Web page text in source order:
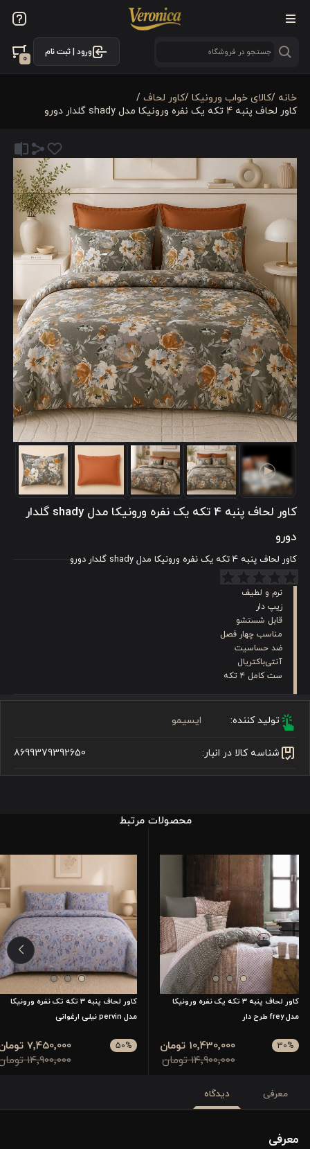
ورود | ثبت نام
0
خانه /کالای خواب ورونیکا /کاور لحاف /
کاور لحاف پنبه‌ 4 تکه یک نفره ورونیکا مدل shady گلدار دورو
کاور لحاف پنبه‌ 4 تکه یک نفره ورونیکا مدل shady گلدار
دورو
کاور لحاف پنبه‌ 4 تکه یک نفره ورونیکا مدل shady گلدار دورو
نرم و لطیف
زیپ‌ دار
قابل شستشو
مناسب چهار فصل
ضد حساسیت
آنتی‌باکتریال
ست کامل ۴ تکه
تولید کننده: ایسیمو
شناسه کالا در انبار: 8699379392650
محصولات مرتبط
کاور لحاف پنبه 3 تکه یک نفره ورونیکا
مدل frey طرح دار
30%
14٬900٬000 تومان
10٬430٬000 تومان
کاور لحاف پنبه 3 تکه تک نفره ورونیکا
مدل pervin نیلی ارغوانی
50%
14٬900٬000 تومان
7٬450٬000 تومان
معرفی دیدگاه
معرفی